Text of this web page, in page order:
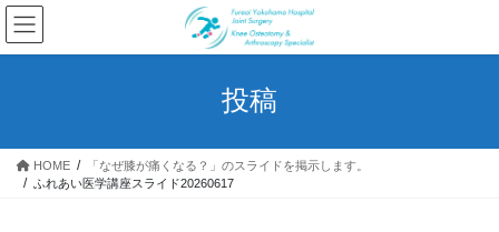
コ
ン
テ
ス
ナ
ビ
ゲ
ン
投稿
HOME
「なぜ膝が痛くなる？」のスライドを掲示します。
ふれあい医学講座スライド20260617